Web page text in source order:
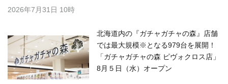
2026年7月31日 10時
北海道内の『ガチャガチャの森』店舗
では最大規模※となる979台を展開！
「ガチャガチャの森 ピヴォクロス店」
8月５日（水）オープン